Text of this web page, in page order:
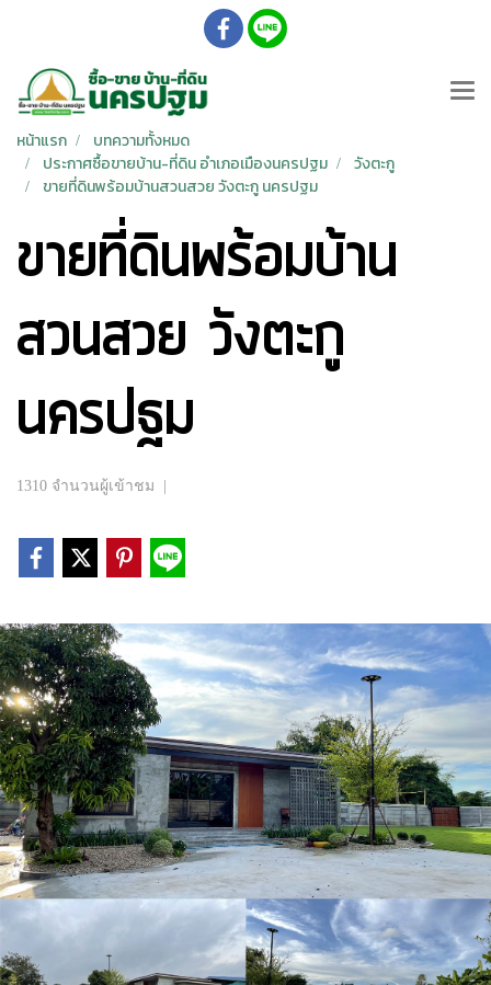
หน้าแรก
บทความทั้งหมด
ประกาศซื้อขายบ้าน-ที่ดิน อำเภอเมืองนครปฐม
วังตะกู
ขายที่ดินพร้อมบ้านสวนสวย วังตะกู นครปฐม
ขายที่ดินพร้อมบ้าน
สวนสวย วังตะกู
นครปฐม
1310 จำนวนผู้เข้าชม